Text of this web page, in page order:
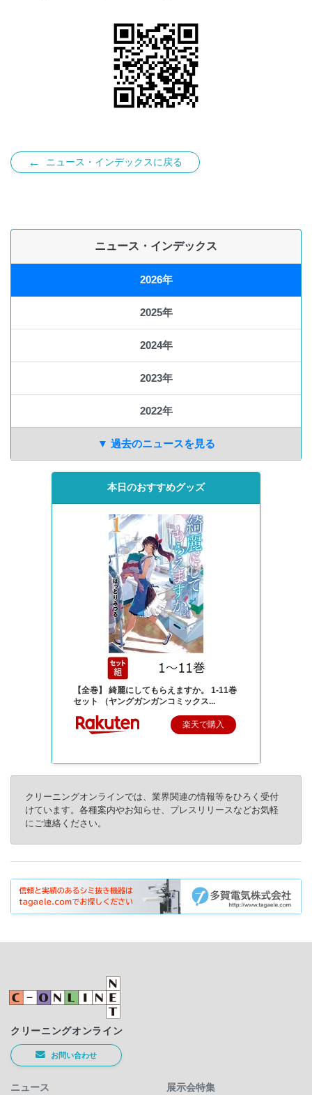
← ニュース・インデックスに戻る
ニュース・インデックス
2026年
2025年
2024年
2023年
2022年
▼ 過去のニュースを見る
本日のおすすめグッズ
【全巻】 綺麗にしてもらえますか。 1-11巻
セット （ヤングガンガンコミックス...
楽天で購入
クリーニングオンラインでは、業界関連の情報等をひろく受付
けています。各種案内やお知らせ、プレスリリースなどお気軽
にご連絡ください。
クリーニングオンライン
お問い合わせ
ニュース 展示会特集